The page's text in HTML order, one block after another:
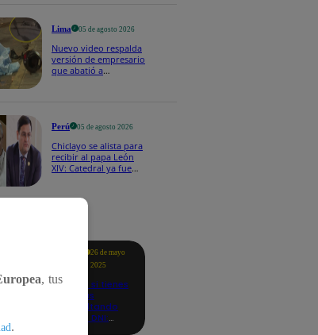
Lima 05 de agosto 2026
Nuevo video respalda
versión de empresario
que abatió a
Perú 05 de agosto 2026
Chiclayo se alista para
recibir al papa León
XIV: Catedral ya fue
seguridad | VIDEO
26 de mayo
2025
Revisa si tienes
deudas
consultando
con tu DNI:
, tus
.